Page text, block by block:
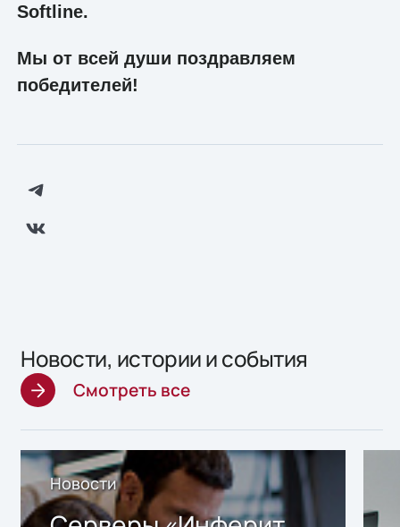
Softline.
Мы от всей души поздравляем
победителей!
Новости, истории и события
Смотреть все
Новости